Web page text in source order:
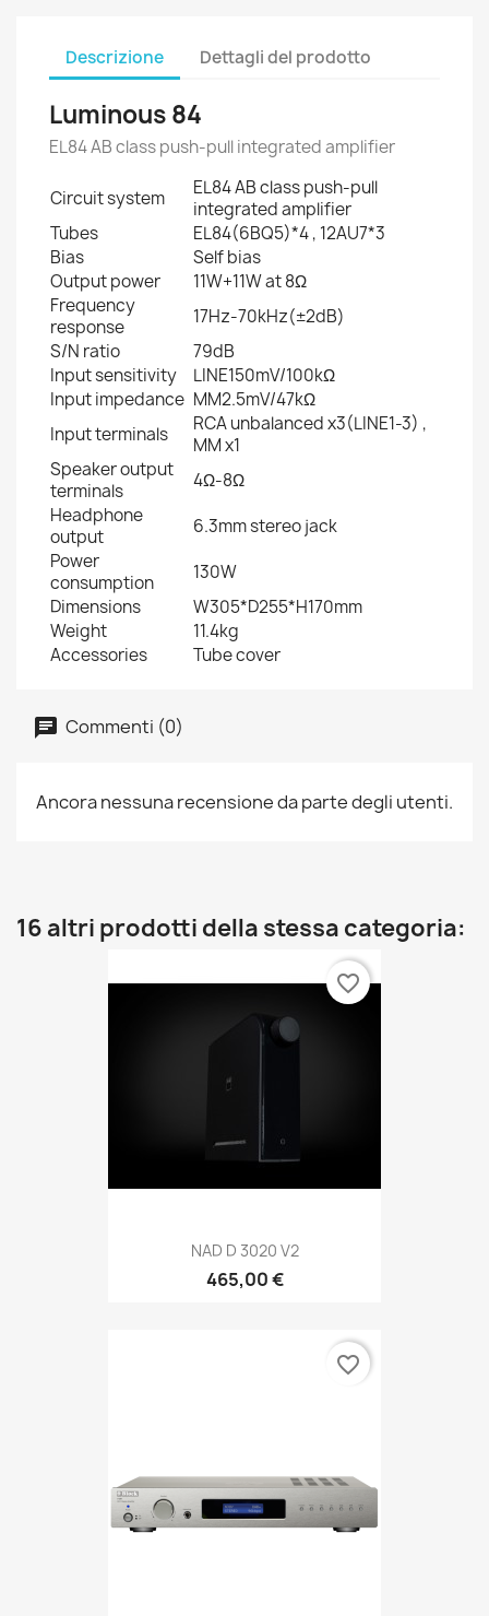
Descrizione Dettagli del prodotto
Luminous 84
EL84 AB class push-pull integrated amplifier
Circuit system
EL84 AB class push-pull
integrated amplifier
Tubes
EL84(6BQ5)*4 , 12AU7*3
Bias
Self bias
Output power
11W+11W at 8Ω
Frequency
response
17Hz-70kHz(±2dB)
S/N ratio
79dB
Input sensitivity
LINE150mV/100kΩ
Input impedance MM2.5mV/47kΩ
Input terminals
RCA unbalanced x3(LINE1-3) ,
MM x1
Speaker output
terminals
4Ω-8Ω
Headphone
output
6.3mm stereo jack
Power
consumption
130W
Dimensions
W305*D255*H170mm
Weight
11.4kg
Accessories
Tube cover
Commenti (0)
Ancora nessuna recensione da parte degli utenti.
16 altri prodotti della stessa categoria:
NAD D 3020 V2
465,00 €
favorite_border
favorite_border